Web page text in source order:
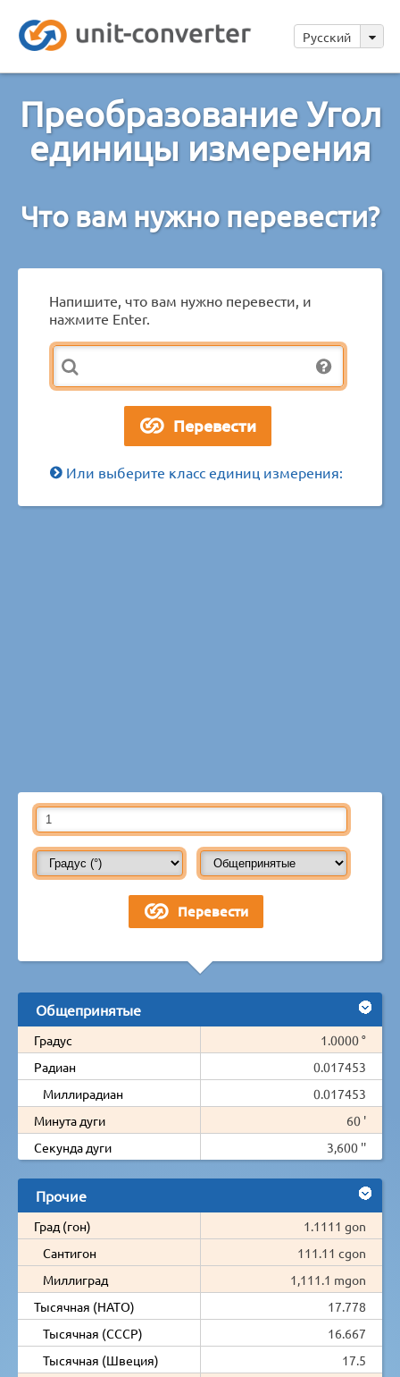
Русский
Преобразование Угол
единицы измерения
Что вам нужно перевести?
Напишите, что вам нужно перевести, и
нажмите Enter.
Или выберите класс единиц измерения:
Общепринятые
Градус
1.0000 °
Радиан
0.017453
Миллирадиан
0.017453
Минута дуги
60 '
Секунда дуги
3,600 ''
Прочие
Град (гон)
1.1111 gon
Сантигон
111.11 cgon
Миллиград
1,111.1 mgon
Тысячная (НАТО)
17.778
Тысячная (СССР)
16.667
Тысячная (Швеция)
17.5